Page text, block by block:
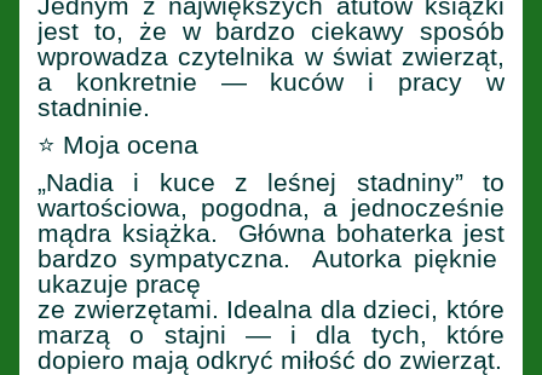
jest to, że w bardzo ciekawy sposób
wprowadza czytelnika w świat zwierząt,
a konkretnie — kuców i pracy w
stadninie.
⭐ Moja ocena
„Nadia i kuce z leśnej stadniny” to
wartościowa, pogodna, a jednocześnie
mądra książka. Główna bohaterka jest
bardzo sympatyczna. Autorka pięknie
ukazuje pracę
ze zwierzętami. Idealna dla dzieci, które
marzą o stajni — i dla tych, które
dopiero mają odkryć miłość do zwierząt.